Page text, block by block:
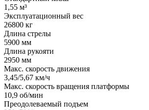
1,55 м³
Эксплуатационный вес
26800 кг
Длина стрелы
5900 мм
Длина рукояти
2950 мм
Макс. скорость движения
3,45/5,67 км/ч
Макс. скорость вращения платформы
10,9 об/мин
Преодолеваемый подъем